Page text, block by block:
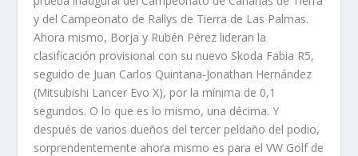
y del Campeonato de Rallys de Tierra de Las Palmas.
Ahora mismo, Borja y Rubén Pérez lideran la
clasificación provisional con su nuevo Skoda Fabia R5,
seguido de Juan Carlos Quintana-Jonathan Hernández
(Mitsubishi Lancer Evo X), por la mínima de 0,1
segundos. O lo que es lo mismo, una décima. Y
después de varios dueños del tercer peldaño del podio,
sorprendentemente ahora mismo es para el VW Golf de